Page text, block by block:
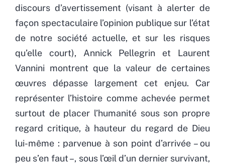
discours d’avertissement (visant à alerter de
façon spectaculaire l’opinion publique sur l’état
de notre société actuelle, et sur les risques
qu’elle court), Annick Pellegrin et Laurent
Vannini montrent que la valeur de certaines
œuvres dépasse largement cet enjeu. Car
représenter l’histoire comme achevée permet
surtout de placer l’humanité sous son propre
regard critique, à hauteur du regard de Dieu
lui-même : parvenue à son point d’arrivée – ou
peu s’en faut –, sous l’œil d’un dernier survivant,